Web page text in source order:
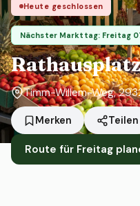
Heute geschlossen
Nächster Markttag: Freitag
Rathausplatz
Timm-Willem-Weg,
Merken Teilen
Route für Freitag